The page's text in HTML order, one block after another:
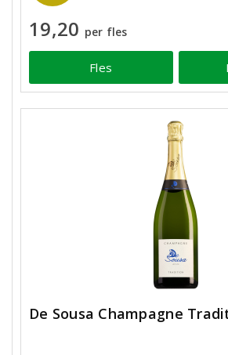
19,20 per fles
Fles
De Sousa Champagne